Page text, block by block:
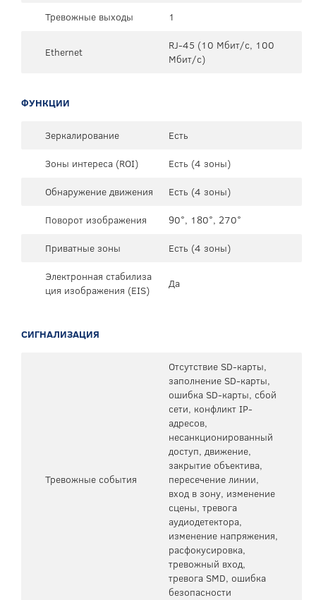
Тревожные выходы
1
Ethernet
RJ-45 (10 Мбит/с, 100
Мбит/с)
ФУНКЦИИ
Зеркалирование
Есть
Зоны интереса (ROI)
Есть (4 зоны)
Обнаружение движения
Есть (4 зоны)
Поворот изображения
90°, 180°, 270°
Приватные зоны
Есть (4 зоны)
Электронная стабилиза
ция изображения (EIS)
Да
СИГНАЛИЗАЦИЯ
Тревожные события
Отсутствие SD-карты,
заполнение SD-карты,
ошибка SD-карты, сбой
сети, конфликт IP-
адресов,
несанкционированный
доступ, движение,
закрытие объектива,
пересечение линии,
вход в зону, изменение
сцены, тревога
аудиодетектора,
изменение напряжения,
расфокусировка,
тревожный вход,
тревога SMD, ошибка
безопасности